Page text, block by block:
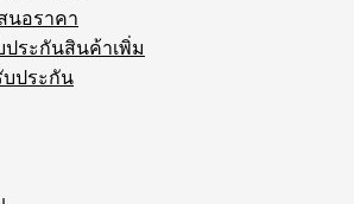
นอราคา
ประกันสินค้าเพิ่ม
บประกัน